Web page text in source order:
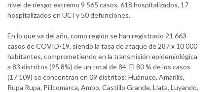
nivel de riesgo extremo 9 565 casos, 618 hospitalizados, 17
hospitalizados en UCI y 50 defunciones.
En lo que va del año, como región se han registrado 21 663
casos de COVID-19, siendo la tasa de ataque de 287 x 10 000
habitantes, comprometiendo en la transmisión epidemiológica
a 83 distritos (95.8%) de un total de 84. El 80 % de los casos
(17 109) se concentran en 09 distritos: Huánuco, Amarilis,
Rupa Rupa, Pillcomarca, Ambo, Castillo Grande, Llata, Luyando,